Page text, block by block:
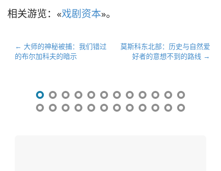
相关游览：«戏剧资本»。
文
章
← 大师的神秘被捕：我们错过
的布尔加科夫的暗示
莫斯科东北部：历史与自然爱
好者的意想不到的路线 →